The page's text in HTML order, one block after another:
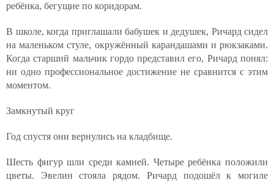
ребёнка, бегущие по коридорам.
В школе, когда приглашали бабушек и дедушек, Ричард сидел
на маленьком стуле, окружённый карандашами и рюкзаками.
Когда старший мальчик гордо представил его, Ричард понял:
ни одно профессиональное достижение не сравнится с этим
моментом.
Замкнутый круг
Год спустя они вернулись на кладбище.
Шесть фигур шли среди камней. Четыре ребёнка положили
цветы. Эвелин стояла рядом. Ричард подошёл к могиле